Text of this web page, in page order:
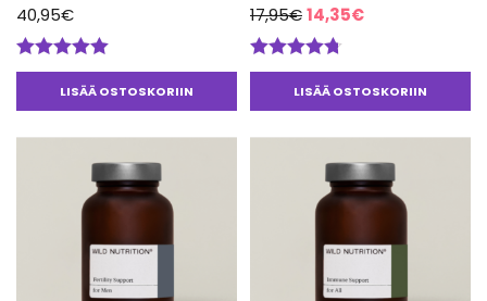
40,95€
Arvostelu
tuotteesta:LISÄÄ OSTOSKORIIN
17,95€Alkuperäinen
hinta
oli:
17,95€.
14,35€Nykyinen
on:
14,35€.
Arvostelu
tuotteesta:LISÄÄ OSTOSKORIIN